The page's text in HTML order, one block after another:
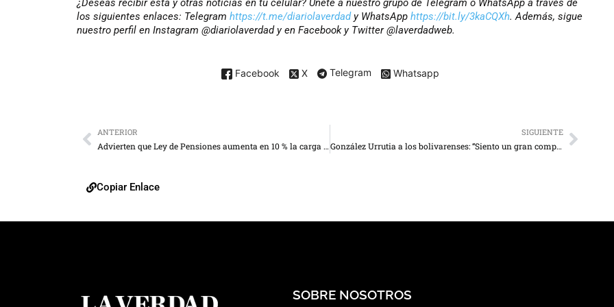
¿Deseas recibir esta y otras noticias en tu celular? Únete a nuestro grupo de Telegram o WhatsApp a través de
los siguientes enlaces: Telegram https://t.me/diariolaverdady WhatsApp https://bit.ly/3kaCQXh. Además, sigue
nuestro perfil en Instagram @diariolaverdad y en Facebook y Twitter @laverdadweb.
Facebook X Telegram Whatsapp
ANTERIOR
Advierten que Ley de Pensiones aumenta en 10 % la carga de nómina en empresas
SIGUIENTE
González Urrutia a los bolivarenses: “Siento un gran compromiso con ustedes”
Copiar Enlace
SOBRE NOSOTROS